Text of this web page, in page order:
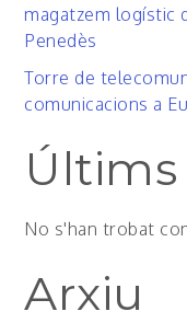
magatzem logístic
Penedès
Torre de
comunicacions a
No s'han trobat
Arxiu